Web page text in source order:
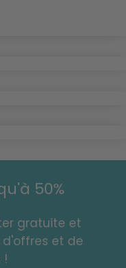
50%
gratuite et
d'offres et de
!